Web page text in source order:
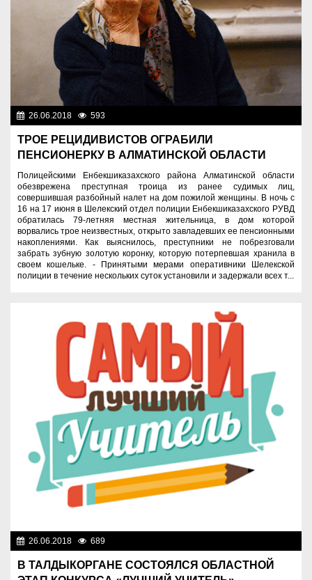
26.06.2018 593
ТРОЕ РЕЦИДИВИСТОВ ОГРАБИЛИ
ПЕНСИОНЕРКУ В АЛМАТИНСКОЙ ОБЛАСТИ
Полицейскими Енбекшиказахского района Алматинской области
обезврежена преступная троица из ранее судимых лиц,
совершившая разбойный налет на дом пожилой женщины. В ночь с
16 на 17 июня в Шелекский отдел полиции Енбекшиказахского РУВД
обратилась 79-летняя местная жительница, в дом которой
ворвались трое неизвестных, открыто завладевших ее пенсионными
накоплениями. Как выяснилось, преступники не побрезговали
забрать зубную золотую коронку, которую потерпевшая хранила в
своем кошельке. - Принятыми мерами оперативники Шелекской
полиции в течение нескольких суток установили и задержали всех т...
26.06.2018 689
В ТАЛДЫКОРГАНЕ СОСТОЯЛСЯ ОБЛАСТНОЙ